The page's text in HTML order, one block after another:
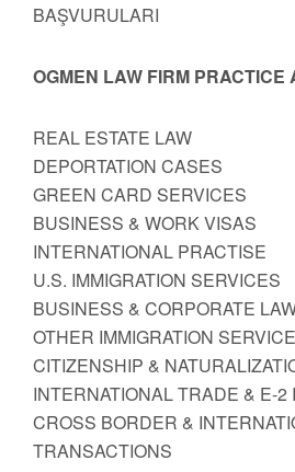
BAŞVURULARI
OGMEN LAW FIRM PRACTICE
REAL ESTATE LAW
DEPORTATION CASES
GREEN CARD SERVICES
BUSINESS & WORK VISAS
INTERNATIONAL PRACTISE
U.S. IMMIGRATION SERVICES
BUSINESS & CORPORATE
OTHER IMMIGRATION
CITIZENSHIP &
INTERNATIONAL TRADE & E-
CROSS BORDER &
TRANSACTIONS